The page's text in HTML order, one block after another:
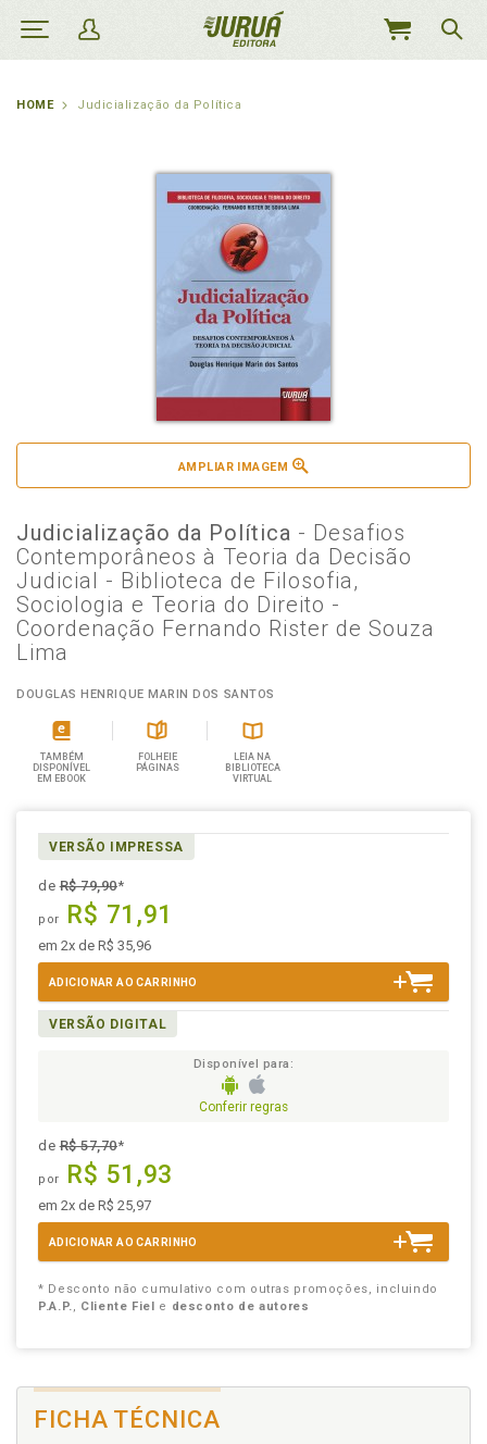
MEU
HOME Judicialização da Política
AMPLIAR IMAGEM
Judicialização da Política - Desafios
Contemporâneos à Teoria da Decisão
Judicial - Biblioteca de Filosofia,
Sociologia e Teoria do Direito -
Coordenação Fernando Rister de Souza
Lima
DOUGLAS HENRIQUE MARIN DOS SANTOS
TAMBÉM
DISPONÍVEL
EM EBOOK
FOLHEIE
PÁGINAS
LEIA NA
BIBLIOTECA
VIRTUAL
VERSÃO IMPRESSA
deR$ 79,90*
por R$ 71,91
em 2x de R$ 35,96
ADICIONAR AO CARRINHO
VERSÃO DIGITAL
Disponível para:
Conferir regras
deR$ 57,70*
por R$ 51,93
em 2x de R$ 25,97
ADICIONAR AO CARRINHO
* Desconto não cumulativo com outras promoções, incluindo
P.A.P., Cliente Fiel e desconto de autores
FICHA TÉCNICA